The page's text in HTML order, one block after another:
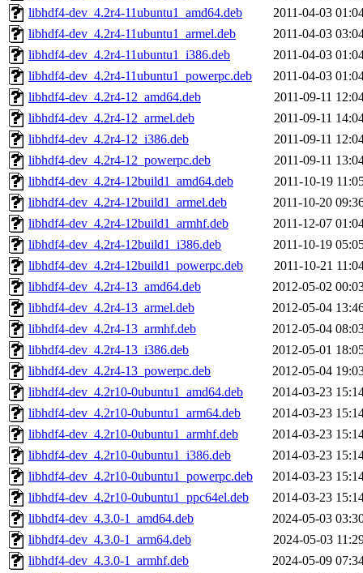
libhdf4-dev_4.2r4-11ubuntu1_amd64.deb
2011-04-03
libhdf4-dev_4.2r4-11ubuntu1_armel.deb
2011-04-03
libhdf4-dev_4.2r4-11ubuntu1_i386.deb
2011-04-03
libhdf4-dev_4.2r4-11ubuntu1_powerpc.deb
2011-04-03
libhdf4-dev_4.2r4-12_amd64.deb
2011-09-11
libhdf4-dev_4.2r4-12_armel.deb
2011-09-11
libhdf4-dev_4.2r4-12_i386.deb
2011-09-11
libhdf4-dev_4.2r4-12_powerpc.deb
2011-09-11
libhdf4-dev_4.2r4-12build1_amd64.deb
2011-10-19
libhdf4-dev_4.2r4-12build1_armel.deb
2011-10-20
libhdf4-dev_4.2r4-12build1_armhf.deb
2011-12-07
libhdf4-dev_4.2r4-12build1_i386.deb
2011-10-19
libhdf4-dev_4.2r4-12build1_powerpc.deb
2011-10-21
libhdf4-dev_4.2r4-13_amd64.deb
2012-05-02
libhdf4-dev_4.2r4-13_armel.deb
2012-05-04
libhdf4-dev_4.2r4-13_armhf.deb
2012-05-04
libhdf4-dev_4.2r4-13_i386.deb
2012-05-01
libhdf4-dev_4.2r4-13_powerpc.deb
2012-05-04
libhdf4-dev_4.2r10-0ubuntu1_amd64.deb
2014-03-23
libhdf4-dev_4.2r10-0ubuntu1_arm64.deb
2014-03-23
libhdf4-dev_4.2r10-0ubuntu1_armhf.deb
2014-03-23
libhdf4-dev_4.2r10-0ubuntu1_i386.deb
2014-03-23
libhdf4-dev_4.2r10-0ubuntu1_powerpc.deb
2014-03-23
libhdf4-dev_4.2r10-0ubuntu1_ppc64el.deb
2014-03-23
libhdf4-dev_4.3.0-1_amd64.deb
2024-05-03
libhdf4-dev_4.3.0-1_arm64.deb
2024-05-03
libhdf4-dev_4.3.0-1_armhf.deb
2024-05-09